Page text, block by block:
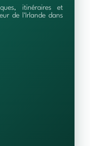
itinéraires et
de l'Irlande dans